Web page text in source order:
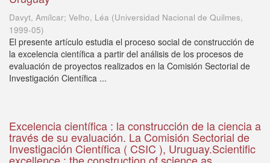
Davyt, Amílcar; Velho, Léa (Universidad Nacional de Quilmes,
1999-05)
El presente artículo estudia el proceso social de construcción de
la excelencia científica a partir del análisis de los procesos de
evaluación de proyectos realizados en la Comisión Sectorial de
Investigación Científica ...
Excelencia científica : la construcción de la ciencia a
través de su evaluación. La Comisión Sectorial de
Investigación Científica ( CSIC ), Uruguay.Scientific